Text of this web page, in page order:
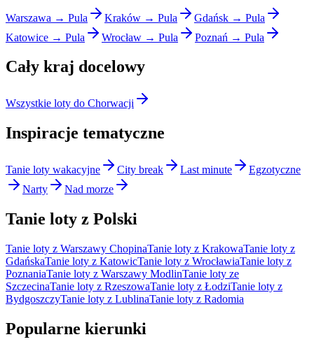
Warszawa → Pula Kraków → Pula
Gdańsk → Pula
Katowice → Pula
Wrocław → Pula Poznań → Pula
Cały kraj docelowy
Wszystkie loty do Chorwacji
Inspiracje tematyczne
Tanie loty wakacyjne City break Last minute
Egzotyczne
Narty
Nad morze
Tanie loty z Polski
Tanie loty z Warszawy ChopinaTanie loty z KrakowaTanie loty z
GdańskaTanie loty z KatowicTanie loty z WrocławiaTanie loty z
PoznaniaTanie loty z Warszawy ModlinTanie loty ze
SzczecinaTanie loty z RzeszowaTanie loty z ŁodziTanie loty z
BydgoszczyTanie loty z LublinaTanie loty z Radomia
Popularne kierunki